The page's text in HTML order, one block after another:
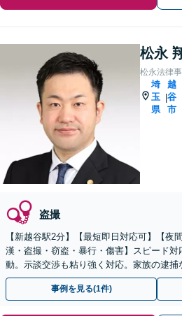
松永
松永法律
埼
玉
県
|
越
谷
市
盗撮
【新越谷駅2分】【最短即日対応可】【夜
漢・盗撮・窃盗・暴行・傷害】スピード
動。示談交渉も粘り強く対応。家族の逮
刻も早くご連絡ください。
事例を見る(1件)